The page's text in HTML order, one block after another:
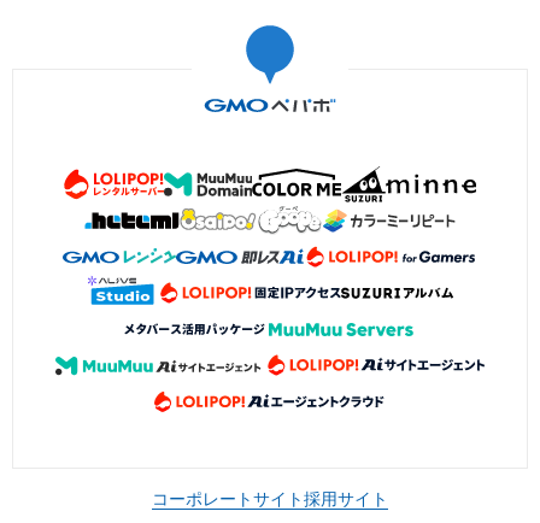
コーポレートサイト採用サイト